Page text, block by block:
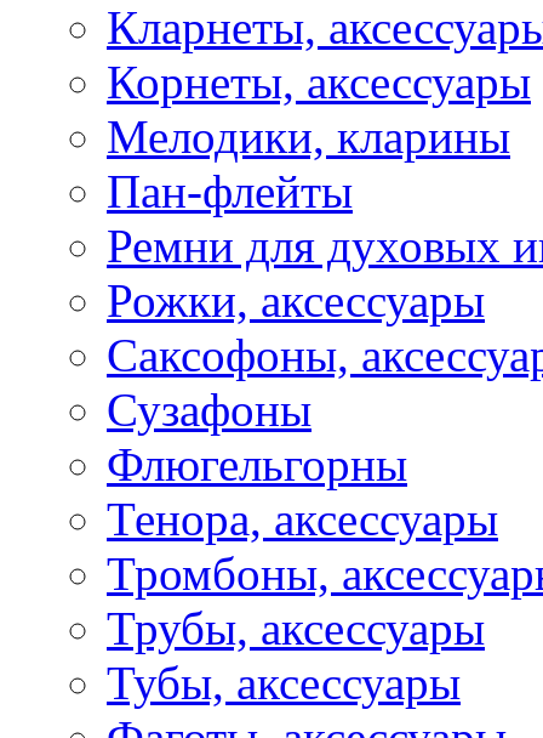
Кларнеты,
Корнеты, аксессуары
Мелодики, кларины
Пан-флейты
Ремни для духовых
Рожки, аксессуары
Саксофоны,
Сузафоны
Флюгельгорны
Тенора, аксессуары
Тромбоны,
Трубы, аксессуары
Тубы, аксессуары